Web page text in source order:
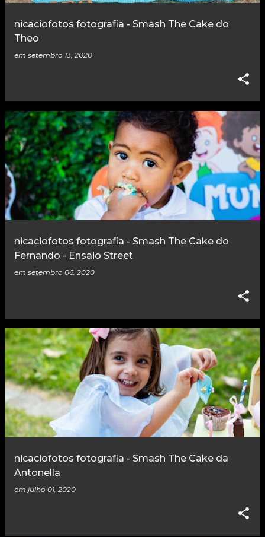
nicaciofotos fotografia - Smash The Cake do
Theo
em setembro 13, 2020
nicaciofotos fotografia - Smash The Cake do
Fernando - Ensaio Street
em setembro 06, 2020
nicaciofotos fotografia - Smash The Cake da
Antonella
em julho 01, 2020